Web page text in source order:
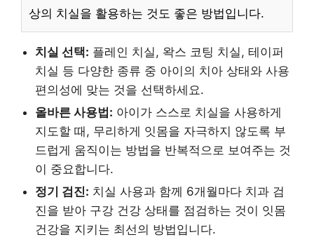
상의 치실을 활용하는 것도 좋은 방법입니다.
치실 선택: 플레인 치실, 왁스 코팅 치실, 테이퍼
치실 등 다양한 종류 중 아이의 치아 상태와 사용
편의성에 맞는 것을 선택하세요.
올바른 사용법: 아이가 스스로 치실을 사용하게
지도할 때, 무리하게 잇몸을 자극하지 않도록 부
드럽게 움직이는 방법을 반복적으로 보여주는 것
이 중요합니다.
정기 검진: 치실 사용과 함께 6개월마다 치과 검
진을 받아 구강 건강 상태를 점검하는 것이 잇몸
건강을 지키는 최선의 방법입니다.